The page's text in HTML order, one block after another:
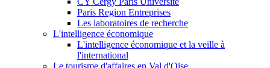
Paris Region Entreprises
Les laboratoires de recherche
L'intelligence économique
L'intelligence économique et la veille à
l'international
Le tourisme d'affaires en Val d'Oise